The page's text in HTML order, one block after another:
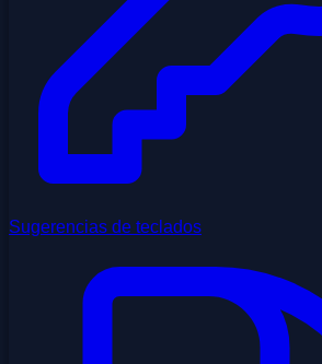
Sugerencias de teclados